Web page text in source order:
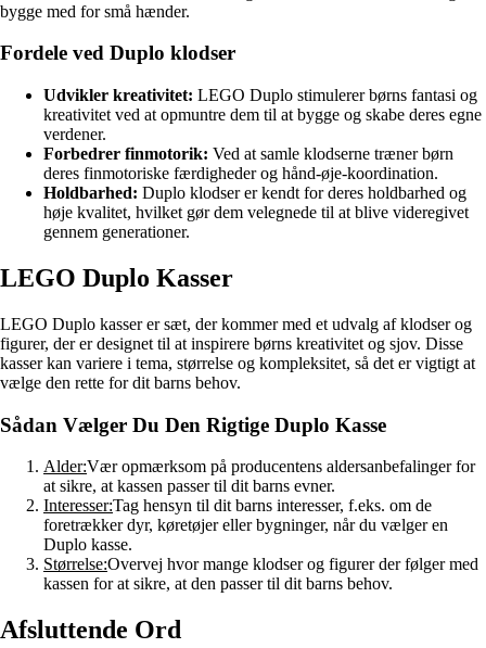
bygge med for små hænder.
Fordele ved Duplo klodser
Udvikler kreativitet: LEGO Duplo stimulerer børns fantasi og
kreativitet ved at opmuntre dem til at bygge og skabe deres egne
verdener.
Forbedrer finmotorik: Ved at samle klodserne træner børn
deres finmotoriske færdigheder og hånd-øje-koordination.
Holdbarhed: Duplo klodser er kendt for deres holdbarhed og
høje kvalitet, hvilket gør dem velegnede til at blive videregivet
gennem generationer.
LEGO Duplo Kasser
LEGO Duplo kasser er sæt, der kommer med et udvalg af klodser og
figurer, der er designet til at inspirere børns kreativitet og sjov. Disse
kasser kan variere i tema, størrelse og kompleksitet, så det er vigtigt at
vælge den rette for dit barns behov.
Sådan Vælger Du Den Rigtige Duplo Kasse
Alder:Vær opmærksom på producentens aldersanbefalinger for
at sikre, at kassen passer til dit barns evner.
Interesser:Tag hensyn til dit barns interesser, f.eks. om de
foretrækker dyr, køretøjer eller bygninger, når du vælger en
Duplo kasse.
Størrelse:Overvej hvor mange klodser og figurer der følger med
kassen for at sikre, at den passer til dit barns behov.
Afsluttende Ord